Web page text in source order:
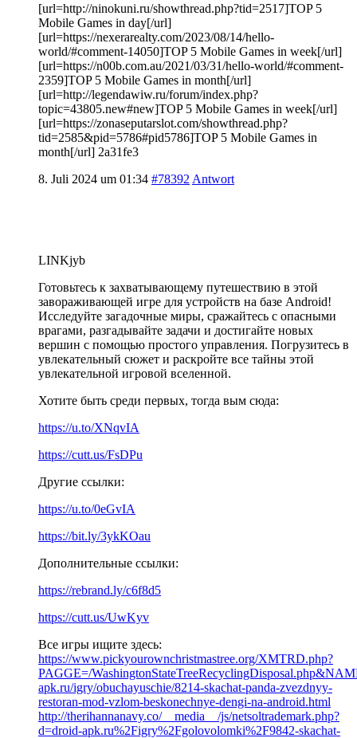
[url=http://ninokuni.ru/showthread.php?tid=2517]TOP 5
Mobile Games in day[/url]
[url=https://nexerarealty.com/2023/08/14/hello-
world/#comment-14050]TOP 5 Mobile Games in week[/url]
[url=https://n00b.com.au/2021/03/31/hello-world/#comment-
2359]TOP 5 Mobile Games in month[/url]
[url=http://legendawiw.ru/forum/index.php?
topic=43805.new#new]TOP 5 Mobile Games in week[/url]
[url=https://zonaseputarslot.com/showthread.php?
tid=2585&pid=5786#pid5786]TOP 5 Mobile Games in
month[/url] 2a31fe3
8. Juli 2024 um 01:34 #78392 Antwort
LINKjyb
Готовьтесь к захватывающему путешествию в этой
завораживающей игре для устройств на базе Android!
Исследуйте загадочные миры, сражайтесь с опасными
врагами, разгадывайте задачи и достигайте новых
вершин с помощью простого управления. Погрузитесь в
увлекательный сюжет и раскройте все тайны этой
увлекательной игровой вселенной.
Хотите быть среди первых, тогда вым сюда:
https://u.to/XNqvIA
https://cutt.us/FsDPu
Другие ссылки:
https://u.to/0eGvIA
https://bit.ly/3ykKOau
Дополнительные ссылки:
https://rebrand.ly/c6f8d5
https://cutt.us/UwKyv
Все игры ищите здесь:
https://www.pickyourownchristmastree.org/XMTRD.php?
PAGGE=/
apk.ru/igry/obuchayuschie/8214-skachat-panda-zvezdnyy-
restoran-mod-vzlom-beskonechnye-dengi-na-android.html
http://therihannanavy.co/__media__/js/netsoltrademark.php?
d=droid-apk.ru%2Figry%2Fgolovolomki%2F9842-skachat-